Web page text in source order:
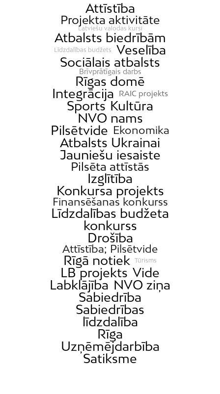
Attīstība
Projekta aktivitāte
Latviešu valodas kursi
Atbalsts biedrībām
Līdzdalības budžets
Veselība
Sociālais atbalsts
Brīvprātīgais darbs
Rīgas domē
Integrācija
RAIC projekts
Sports Kultūra
NVO nams
Pilsētvide Ekonomika
Atbalsts Ukrainai
Jauniešu iesaiste
Pilsēta attīstās
Izglītība
Konkursa projekts
Finansēšanas konkurss
Līdzdalības budžeta
konkurss
Drošība
Attīstība; Pilsētvide
Rīgā notiek Tūrisms
LB projekts Vide
Labklājība NVO ziņa
Sabiedrība
Sabiedrības
līdzdalība
Rīga
Uzņēmējdarbība
Satiksme